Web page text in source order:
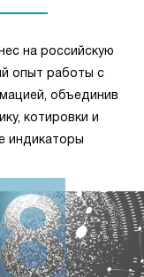
на российскую
опыт работы с
объединив
котировки и
индикаторы